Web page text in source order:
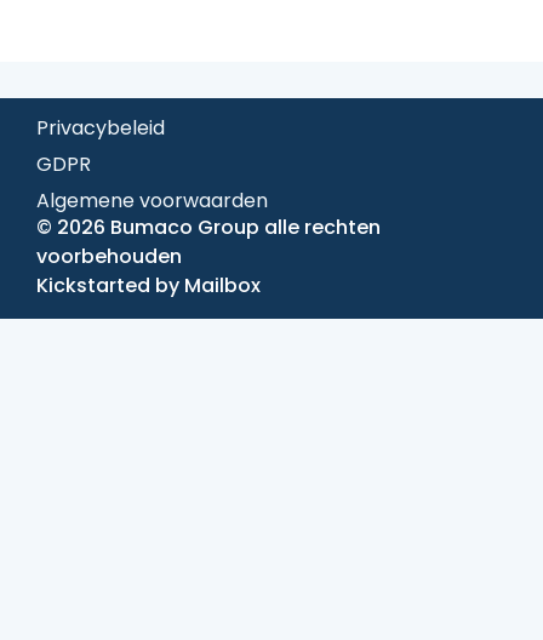
Privacybeleid
GDPR
Algemene voorwaarden
© 2026 Bumaco Group alle rechten
voorbehouden
Kickstarted by Mailbox